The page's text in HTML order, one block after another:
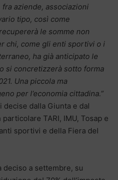
aziende, associazioni
tipo, così come
le somme non
chi, come gli enti sportivi o i
ha già anticipato le
si concretizzerà sotto forma
Una piccola ma
per l’economia cittadina.”
dalla Giunta e dal
TARI, IMU, Tosap e
sportivi e della Fiera del
deciso a settembre, su